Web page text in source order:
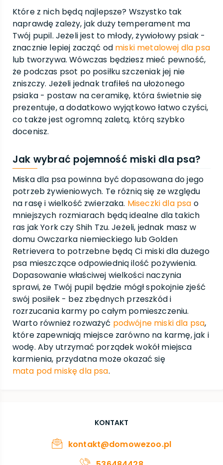
Które z nich będą najlepsze? Wszystko tak
naprawdę zależy, jak duży temperament ma
Twój pupil. Jeżeli jest to młody, żywiołowy psiak -
znacznie lepiej zacząć od miski metalowej dla psa
lub tworzywa. Wówczas będziesz mieć pewność,
że podczas psot po posiłku szczeniak jej nie
zniszczy. Jeżeli jednak trafiłeś na ułożonego
psiaka - postaw na ceramikę, która świetnie się
prezentuje, a dodatkowo wyjątkowo łatwo czyści,
co także jest ogromną zaletą, którą szybko
docenisz.
Jak wybrać pojemność miski dla psa?
Miska dla psa powinna być dopasowana do jego
potrzeb żywieniowych. Te różnią się ze względu
na rasę i wielkość zwierzaka. Miseczki dla psa o
mniejszych rozmiarach będą idealne dla takich
ras jak York czy Shih Tzu. Jeżeli, jednak masz w
domu Owczarka niemieckiego lub Golden
Retrievera to potrzebne będą Ci miski dla dużego
psa mieszczące odpowiednią ilość pożywienia.
Dopasowanie właściwej wielkości naczynia
sprawi, że Twój pupil będzie mógł spokojnie zjeść
swój posiłek - bez zbędnych przeszkód i
rozrzucania karmy po całym pomieszczeniu.
Warto również rozważyć podwójne miski dla psa,
które zapewniają miejsce zarówno na karmę, jak i
wodę. Aby utrzymać porządek wokół miejsca
karmienia, przydatna może okazać się
mata pod miskę dla psa.
KONTAKT
kontakt@domowezoo.pl